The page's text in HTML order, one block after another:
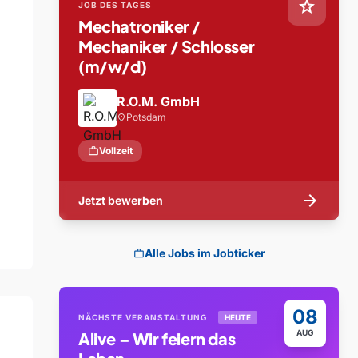
star
JOB DES TAGES
Mechatroniker /
Mechaniker / Schlosser
(m/w/d)
R.O.M. GmbH
location_on Potsdam
workVollzeit
Jetzt bewerben arrow_forward
workAlle Jobs im Jobticker
08
AUG
NÄCHSTE VERANSTALTUNG HEUTE
Alive – Wir feiern das